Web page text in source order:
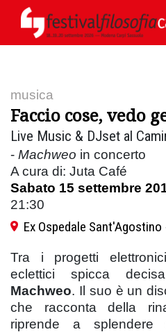
musica
Faccio cose, vedo
Live Music & DJset al
- Machweo in concerto
A cura di: Juta Café
Sabato 15 settembre
21:30
Ex Ospedale Sant'Agostino
Tra i progetti
eclettici spicca
Machweo. Il suo è un
che racconta della
riprende a splendere